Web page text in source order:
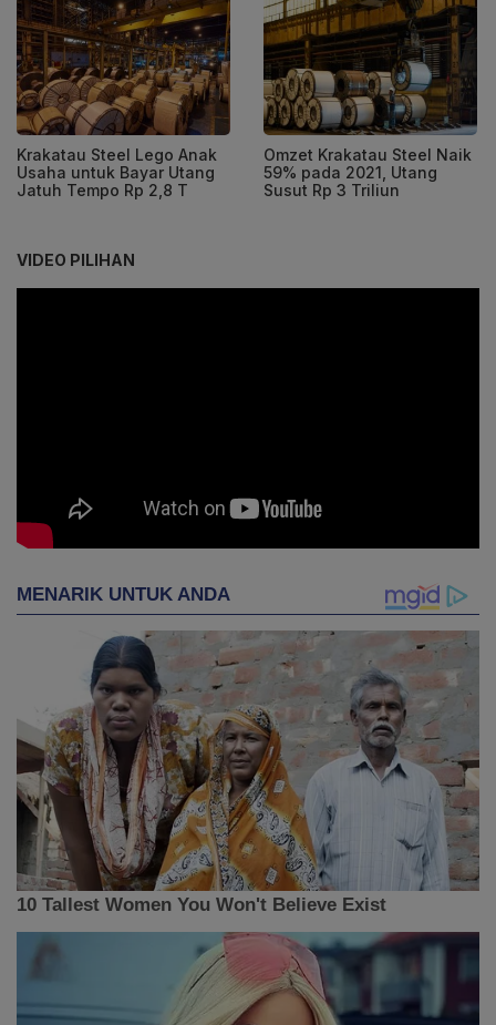
Krakatau Steel Lego Anak
Usaha untuk Bayar Utang
Jatuh Tempo Rp 2,8 T
Omzet Krakatau Steel Naik
59% pada 2021, Utang
Susut Rp 3 Triliun
VIDEO PILIHAN